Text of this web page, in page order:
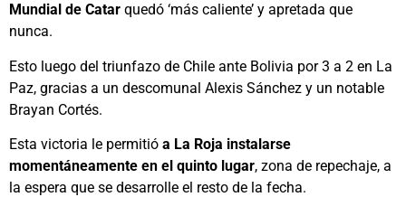
Mundial de Catar quedó ‘más caliente’ y apretada que
nunca.
Esto luego del triunfazo de Chile ante Bolivia por 3 a 2 en La
Paz, gracias a un descomunal Alexis Sánchez y un notable
Brayan Cortés.
Esta victoria le permitió a La Roja instalarse
momentáneamente en el quinto lugar, zona de repechaje, a
la espera que se desarrolle el resto de la fecha.